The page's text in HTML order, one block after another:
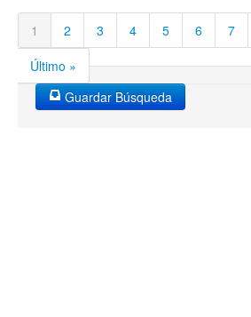
1 2 3 4 5 6 7
Último »
Guardar Búsqueda